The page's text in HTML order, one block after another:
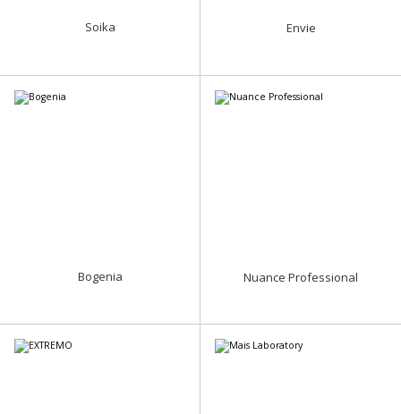
Soika Envie
Bogenia Nuance Professional